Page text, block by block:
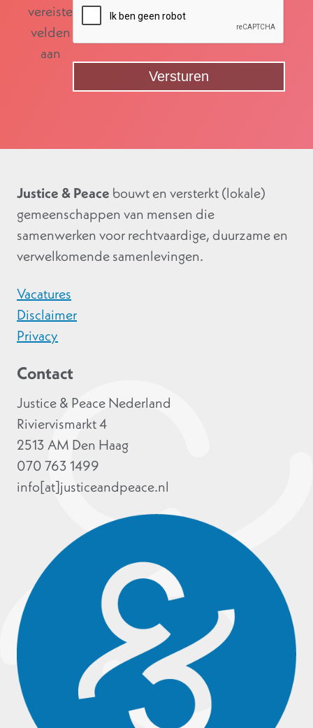
vereiste
velden
aan
Justice & Peace bouwt en versterkt (lokale)
gemeenschappen van mensen die
samenwerken voor rechtvaardige, duurzame en
verwelkomende samenlevingen.
Vacatures
Disclaimer
Privacy
Contact
Justice & Peace Nederland
Riviervismarkt 4
2513 AM Den Haag
070 763 1499
info[at]justiceandpeace.nl